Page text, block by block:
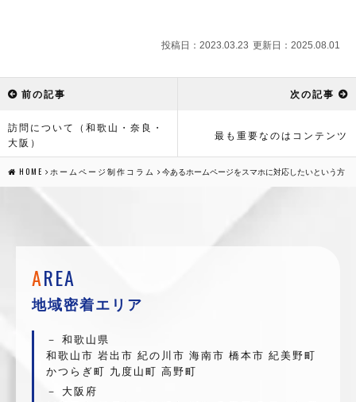
投稿日： 2023.03.23 更新日： 2025.08.01
前の記事
訪問について（和歌山・奈良・
大阪）
次の記事
最も重要なのはコンテンツ
HOME ホームページ制作コラム 今あるホームページをスマホに対応したいという方
AREA
地域密着エリア
和歌山県
和歌山市 岩出市 紀の川市 海南市 橋本市 紀美野町
かつらぎ町 九度山町 高野町
大阪府